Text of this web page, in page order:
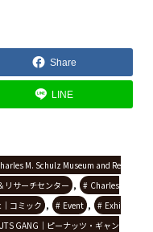
Share
LINE
M. Schulz Museum and Re
リサーチセンター ,
Charles
コミック , Event ,
Exhi
GANG｜ピーナッツ・ギャン